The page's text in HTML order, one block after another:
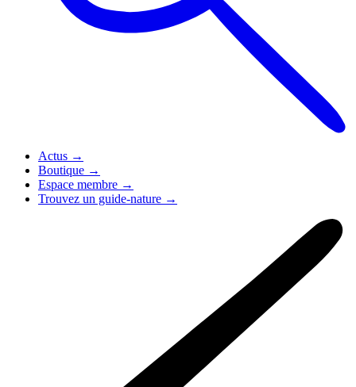
Actus →
Boutique →
Espace membre →
Trouvez un guide-nature →